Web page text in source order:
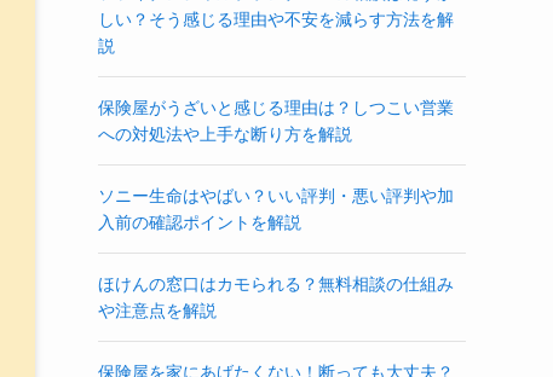
しい？そう感じる理由や不安を減らす方法を解
説
保険屋がうざいと感じる理由は？しつこい営業
への対処法や上手な断り方を解説
ソニー生命はやばい？いい評判・悪い評判や加
入前の確認ポイントを解説
ほけんの窓口はカモられる？無料相談の仕組み
や注意点を解説
保険屋を家にあげたくない！断っても大丈夫？